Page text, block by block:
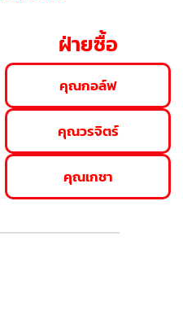
ฝ่ายซื้อ
คุณกอล์ฟ
คุณวรจิตร์
คุณเกชา